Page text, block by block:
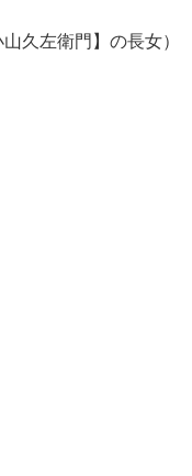
左衛門】の長女）